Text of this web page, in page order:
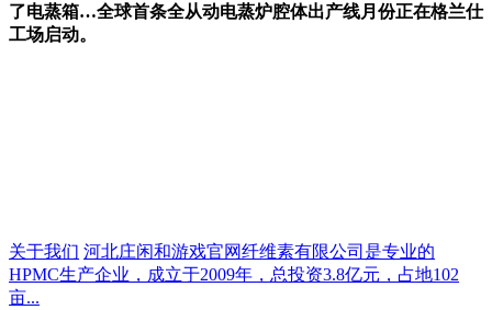
了电蒸箱…全球首条全从动电蒸炉腔体出产线月份正在格兰仕
工场启动。
关于我们 河北庄闲和游戏官网纤维素有限公司是专业的
HPMC生产企业，成立于2009年，总投资3.8亿元，占地102
亩...